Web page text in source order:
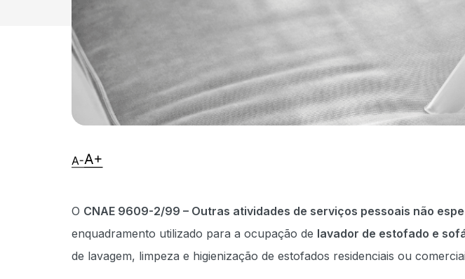
O CNAE 9609-2/99 – Outras atividades de serviços pessoais não
enquadramento utilizado para a ocupação de lavador de estofado e
de lavagem, limpeza e higienização de estofados residenciais ou